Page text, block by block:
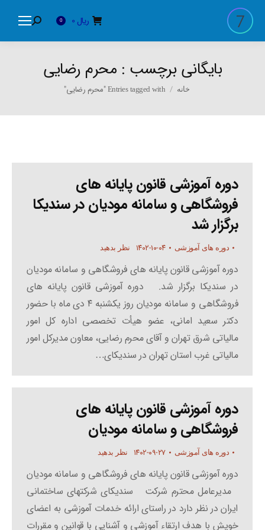
ریال 0
Search:
بایگانی برچسب : محرم رضایی
You are here:
خانه Entries tagged with "محرم رضایی"
دوره آموزشی قانون پایانه های
فروشگاهی و سامانه مودیان در سندیکا
برگزار شد
دوره های آموزشی ۱۴۰۲-۱۰-۰۴ نظر بدهید
دوره آموزشی قانون پایانه های فروشگاهی و سامانه مودیان
در سندیکا برگزار شد. دوره آموزشی قانون پایانه های
فروشگاهی و سامانه مودیان روز یکشنبه ۴ دی ماه با حضور
دکتر سعید امانی، عضو هیأت تخصصی اداره کل امور
مالیاتی شرق تهران و آقای محرم رضایی، معاون مدیرکل امور
مالیاتی غرب استان تهران در سندیکای…
دوره آموزشی قانون پایانه های
فروشگاهی و سامانه مودیان
دوره های آموزشی ۱۴۰۲-۰۹-۲۷ نظر بدهید
دوره آموزشی قانون پایانه های فروشگاهی و سامانه مودیان
مدیرعامل محترم شرکت سندیکای شرکتهای ساختمانی
ایران در نظر دارد در راستای ارائه خدمات آموزشی به اعضای
خویش با هدف ارتقاء آموزشی و آشنایی با قوانین و مقررات